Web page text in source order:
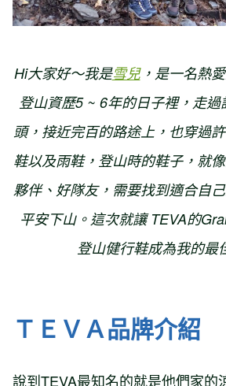
Hi大家好～我是雪兒，是一名熱
登山資歷5 ~ 6年的日子裡，走
頭，接近完百的路途上，也穿過
鞋以及雨鞋，登山時的鞋子，就
夥伴、好隊友，需要找到適合自
平安下山。這次就讓 TEVA的
登山健行鞋成為我的最
ＴＥＶＡ品牌介紹
說到TEVA最知名的就是他們家的